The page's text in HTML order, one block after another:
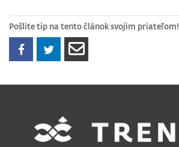
Pošlite tip na tento článok svojim priateľom!